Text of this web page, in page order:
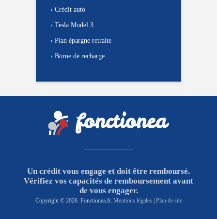
› Crédit auto
› Tesla Model 3
› Plan épargne retraite
› Borne de recharge
Un crédit vous engage et doit être remboursé.
Vérifiez vos capacités de remboursement avant
de vous engager.
Copyright © 2026. Fonctionea.fr. Mentions légales| Plan de site